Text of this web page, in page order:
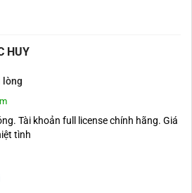
HUY
lòng
Tài khoản full license chính hãng. Giá
tình